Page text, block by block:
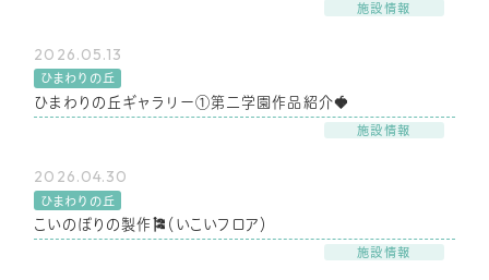
施設情報
2026.05.13
ひまわりの丘
ひまわりの丘ギャラリー①第二学園作品紹介🍓
施設情報
2026.04.30
ひまわりの丘
こいのぼりの製作🎏（いこいフロア）
施設情報